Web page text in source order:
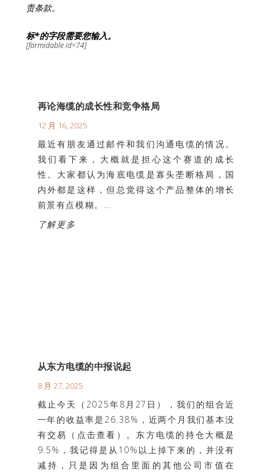
责条款。
标*的字段需要您输入。
[formidable id=74]
再论海缆的成长性和竞争格局
12 月 16, 2025
最近有朋友通过邮件和我们沟通电缆的情况。
我们看下来，大概就是担心这个赛道的成长
性。大家都认为海底电缆是寡头垄断格局，国
内外都是这样，但总觉得这个产品整体的增长
前景有点模糊。...
了解更多
从东方电缆的中报说起
8 月 27, 2025
截止今天（2025年8月27日），我们的组合近
一年的收益率是26.38%，近两个月我们基本没
有交易（点击查看）。东方电缆的持仓大概是
9.5%，我记得是从10%以上掉下来的，并没有
减持，只是因为组合里面的其他公司市值在